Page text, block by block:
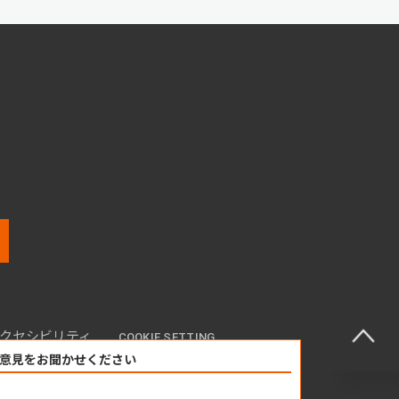
見をお聞かせください
セシビリティ COOKIE SETTING